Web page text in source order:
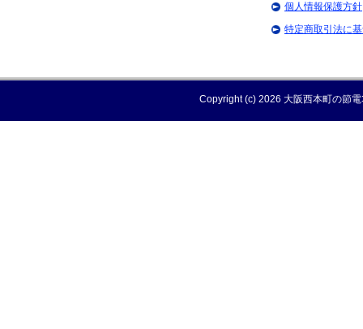
個人情報保護方針
特定商取引法に
Copyright (c) 2026 大阪西本町の節